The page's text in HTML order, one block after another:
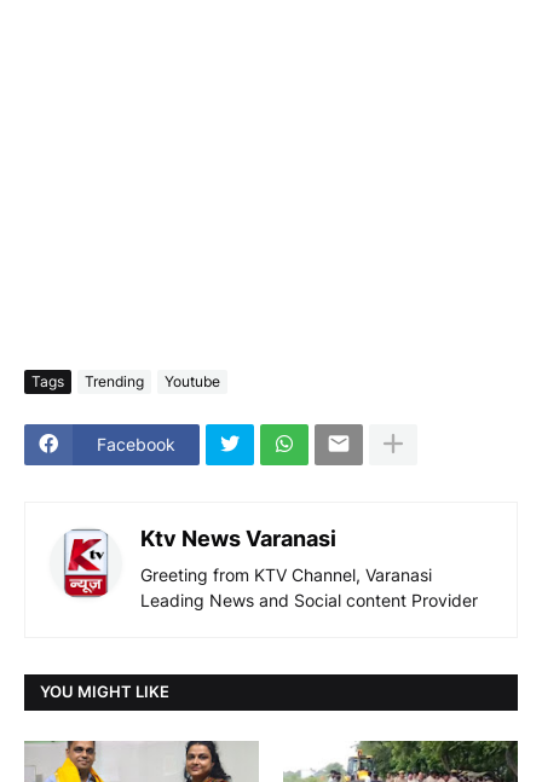
Tags Trending Youtube
Facebook
Ktv News Varanasi
Greeting from KTV Channel, Varanasi
Leading News and Social content Provider
YOU MIGHT LIKE